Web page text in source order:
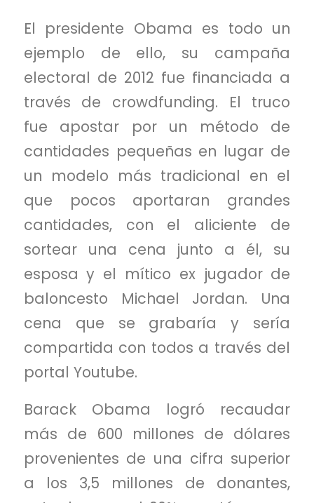
El presidente Obama es todo un
ejemplo de ello, su campaña
electoral de 2012 fue financiada a
través de crowdfunding. El truco
fue apostar por un método de
cantidades pequeñas en lugar de
un modelo más tradicional en el
que pocos aportaran grandes
cantidades, con el aliciente de
sortear una cena junto a él, su
esposa y el mítico ex jugador de
baloncesto Michael Jordan. Una
cena que se grabaría y sería
compartida con todos a través del
portal Youtube.
Barack Obama logró recaudar
más de 600 millones de dólares
provenientes de una cifra superior
a los 3,5 millones de donantes,